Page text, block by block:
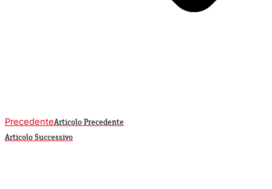
PrecedenteArticolo Precedente
Articolo Successivo